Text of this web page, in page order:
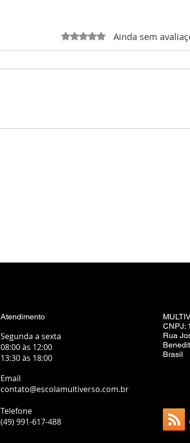
Avaliado com 0 de 5 estrelas.
Ainda sem
Atendimento
Segunda a sexta
08:00 às 12:00
13:30 às 18:00
Email
contato@escolamultiverso.com.br
Telefone
(49) 991-617-488
CNPJ:
Rua
Brasil